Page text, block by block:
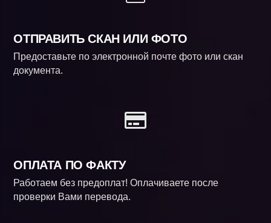
ОТПРАВИТЬ СКАН ИЛИ ФОТО
Предоставьте по электронной почте фото или скан
документа.
ОПЛАТА ПО ФАКТУ
Работаем без предоплат! Оплачиваете после
проверки Вами перевода.